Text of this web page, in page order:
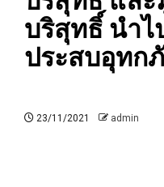
บริสุทธิ์ นำไ
ประสบอุทก
23/11/2021 admin